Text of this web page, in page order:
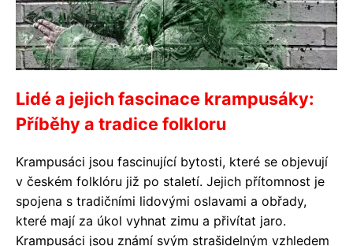
Lidé a jejich fascinace krampusáky:
Příběhy a tradice folkloru
Krampusáci jsou fascinující bytosti, které se objevují
v českém folklóru již po staletí. Jejich přítomnost je
spojena s tradičními lidovými oslavami a obřady,
které mají za úkol vyhnat zimu a přivítat jaro.
Krampusáci jsou známí svým strašidelným vzhledem